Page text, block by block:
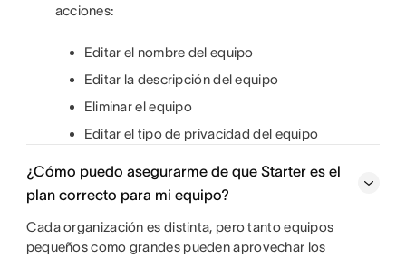
acciones:
Editar el nombre del equipo
Editar la descripción del equipo
Eliminar el equipo
Editar el tipo de privacidad del equipo
¿Cómo puedo asegurarme de que Starter es el
plan correcto para mi equipo?
Cada organización es distinta, pero tanto equipos
pequeños como grandes pueden aprovechar los